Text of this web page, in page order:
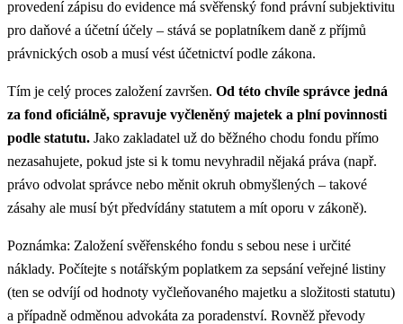
provedení zápisu do evidence má svěřenský fond právní subjektivitu
pro daňové a účetní účely – stává se poplatníkem daně z příjmů
právnických osob a musí vést účetnictví podle zákona.
Tím je celý proces založení završen. Od této chvíle správce jedná
za fond oficiálně, spravuje vyčleněný majetek a plní povinnosti
podle statutu. Jako zakladatel už do běžného chodu fondu přímo
nezasahujete, pokud jste si k tomu nevyhradil nějaká práva (např.
právo odvolat správce nebo měnit okruh obmyšlených – takové
zásahy ale musí být předvídány statutem a mít oporu v zákoně).
Poznámka: Založení svěřenského fondu s sebou nese i určité
náklady. Počítejte s notářským poplatkem za sepsání veřejné listiny
(ten se odvíjí od hodnoty vyčleňovaného majetku a složitosti statutu)
a případně odměnou advokáta za poradenství. Rovněž převody